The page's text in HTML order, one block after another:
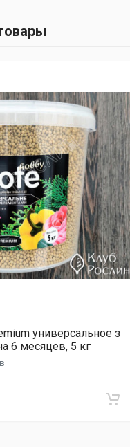
универсальное з
6 месяцев, 5 кг